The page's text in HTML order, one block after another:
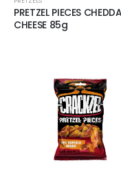
PRETZEL PIECES
CHEESE 85g